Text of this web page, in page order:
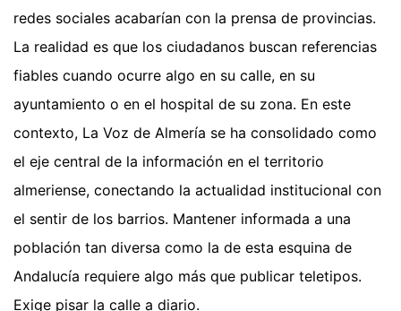
redes sociales acabarían con la prensa de provincias.
La realidad es que los ciudadanos buscan referencias
fiables cuando ocurre algo en su calle, en su
ayuntamiento o en el hospital de su zona. En este
contexto, La Voz de Almería se ha consolidado como
el eje central de la información en el territorio
almeriense, conectando la actualidad institucional con
el sentir de los barrios. Mantener informada a una
población tan diversa como la de esta esquina de
Andalucía requiere algo más que publicar teletipos.
Exige pisar la calle a diario.